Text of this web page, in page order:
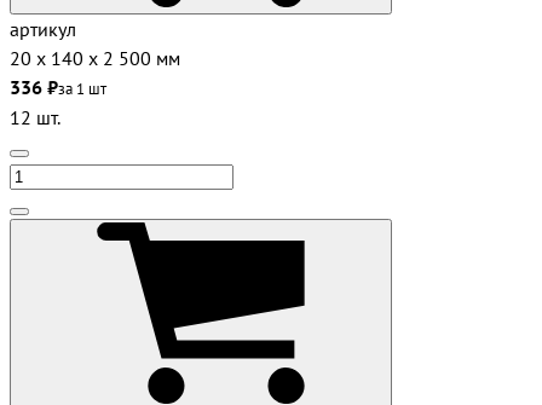
артикул
20 х 140 х 2 500 мм
336 ₽за 1 шт
12 шт.